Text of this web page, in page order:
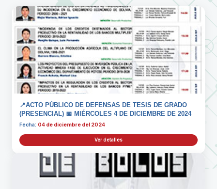
📍ACTO PÚBLICO DE DEFENSAS DE TESIS DE GRADO
(PRESENCIAL) 📅 MIÉRCOLES 4 DE DICIEMBRE DE 2024
Fecha: 04 de diciembre del 2024
Ver detalles